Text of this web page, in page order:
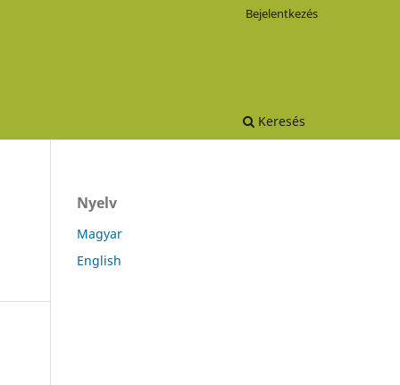
Keresés
Bejelentkezés
Nyelv
Magyar
English